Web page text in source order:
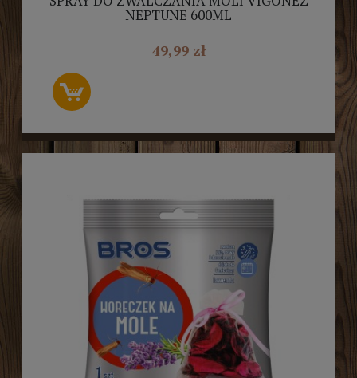
NEPTUNE 600ML
49,99 zł